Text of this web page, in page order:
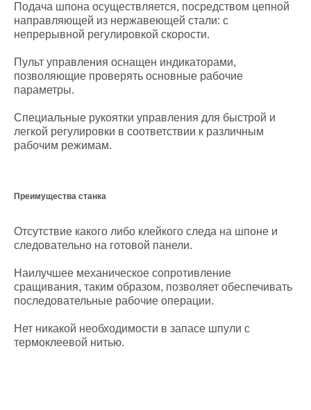
Подача шпона осуществляется, посредством цепной
направляющей из нержавеющей стали: с
непрерывной регулировкой скорости.
Пульт управления оснащен индикаторами,
позволяющие проверять основные рабочие
параметры.
Специальные рукоятки управления для быстрой и
легкой регулировки в соответствии к различным
рабочим режимам.
Преимущества станка
Отсутствие какого либо клейкого следа на шпоне и
следовательно на готовой панели.
Наилучшее механическое сопротивление
сращивания, таким образом, позволяет обеспечивать
последовательные рабочие операции.
Нет никакой необходимости в запасе шпули с
термоклеевой нитью.